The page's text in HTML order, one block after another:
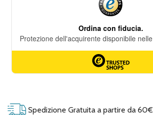
Spedizione Gratuita a partire da 60€